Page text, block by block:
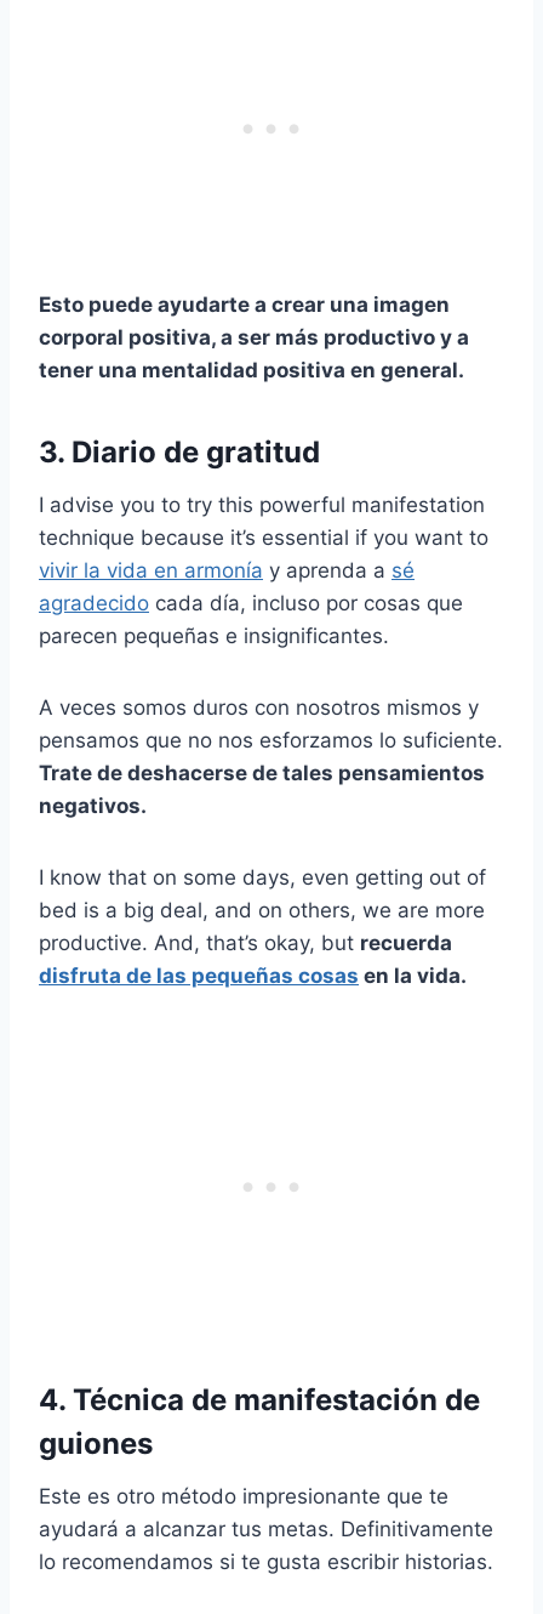
Esto puede ayudarte a crear una imagen
corporal positiva, a ser más productivo y a
tener una mentalidad positiva en general.
3. Diario de gratitud
I advise you to try this powerful manifestation
technique because it’s essential if you want to
vivir la vida en armonía y aprenda a sé
agradecido cada día, incluso por cosas que
parecen pequeñas e insignificantes.
A veces somos duros con nosotros mismos y
pensamos que no nos esforzamos lo suficiente.
Trate de deshacerse de tales pensamientos
negativos.
I know that on some days, even getting out of
bed is a big deal, and on others, we are more
productive. And, that’s okay, but recuerda
disfruta de las pequeñas cosas en la vida.
4. Técnica de manifestación de
guiones
Este es otro método impresionante que te
ayudará a alcanzar tus metas. Definitivamente
lo recomendamos si te gusta escribir historias.